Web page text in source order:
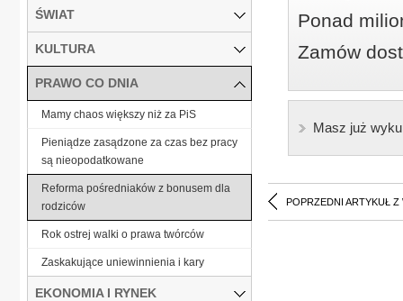
Ponad
Zamów
Masz już
POPRZEDNI ARTYKUŁ Z
ŚWIAT
KULTURA
PRAWO CO DNIA
Mamy chaos większy niż za PiS
Pieniądze zasądzone za czas bez pracy
są nieopodatkowane
Reforma pośredniaków z bonusem dla
rodziców
Rok ostrej walki o prawa twórców
Zaskakujące uniewinnienia i kary
EKONOMIA I RYNEK